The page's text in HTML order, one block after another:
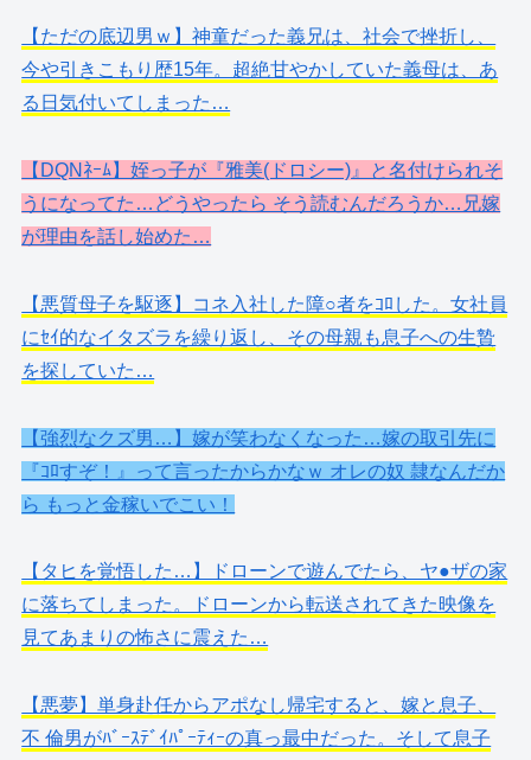
【ただの底辺男ｗ】神童だった義兄は、社会で挫折し、
今や引きこもり歴15年。超絶甘やかしていた義母は、あ
る日気付いてしまった…
【DQNﾈｰﾑ】姪っ子が『雅美(ドロシー)』と名付けられそ
うになってた…どうやったら そう読むんだろうか…兄嫁
が理由を話し始めた…
【悪質母子を駆逐】コネ入社した障○者をｺﾛした。女社員
にｾｲ的なイタズラを繰り返し、その母親も息子への生贄
を探していた…
【強烈なクズ男…】嫁が笑わなくなった…嫁の取引先に
『ｺﾛすぞ！』って言ったからかなｗ オレの奴 隷なんだか
ら もっと金稼いでこい！
【タヒを覚悟した…】ドローンで遊んでたら、ヤ●ザの家
に落ちてしまった。ドローンから転送されてきた映像を
見てあまりの怖さに震えた…
【悪夢】単身赴任からアポなし帰宅すると、嫁と息子、
不 倫男がﾊﾞｰｽﾃﾞｲﾊﾟｰﾃｨｰの真っ最中だった。そして息子